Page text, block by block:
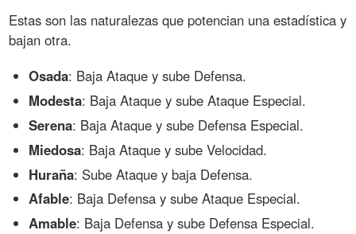
Estas son las naturalezas que potencian una estadística y
bajan otra.
Osada: Baja Ataque y sube Defensa.
Modesta: Baja Ataque y sube Ataque Especial.
Serena: Baja Ataque y sube Defensa Especial.
Miedosa: Baja Ataque y sube Velocidad.
Huraña: Sube Ataque y baja Defensa.
Afable: Baja Defensa y sube Ataque Especial.
Amable: Baja Defensa y sube Defensa Especial.